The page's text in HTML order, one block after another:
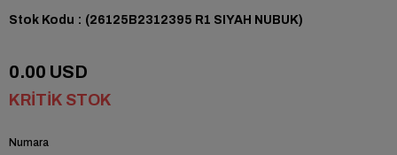
Stok Kodu (26125B2312395 R1 SIYAH NUBUK)
0.00 USD
KRITIK STOK
Numara